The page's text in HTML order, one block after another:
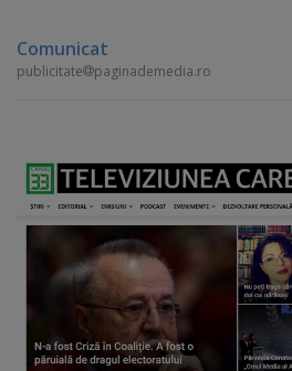
Comunicat
publicitate paginademedia.ro